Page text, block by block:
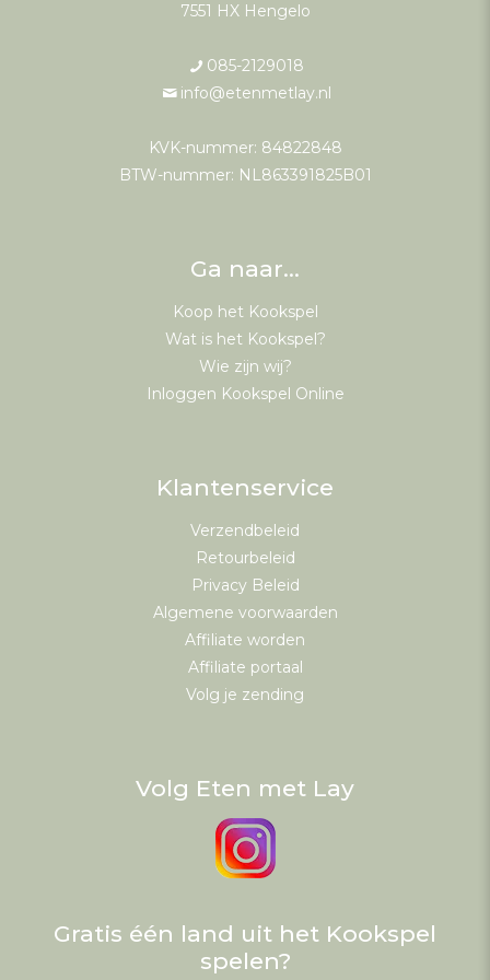
7551 HX Hengelo
085-2129018
info@etenmetlay.nl
KVK-nummer: 84822848
BTW-nummer: NL863391825B01
Ga naar…
Koop het Kookspel
Wat is het Kookspel?
Wie zijn wij?
Inloggen Kookspel Online
Klantenservice
Verzendbeleid
Retourbeleid
Privacy Beleid
Algemene voorwaarden
Affiliate worden
Affiliate portaal
Volg je zending
Volg Eten met Lay
Gratis één land uit het Kookspel
spelen?